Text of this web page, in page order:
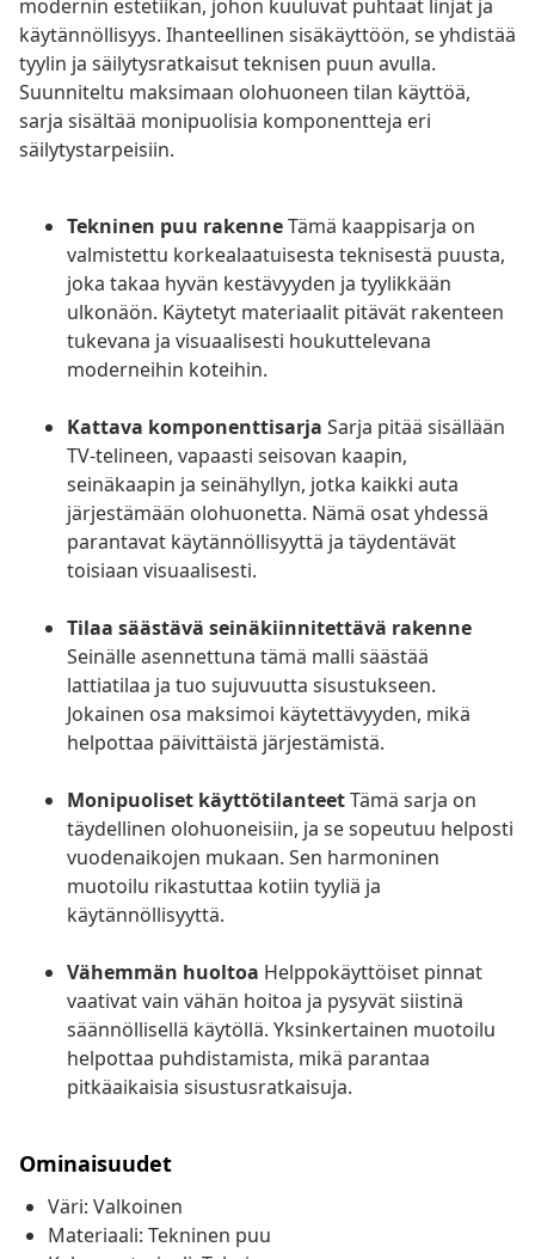
modernin estetiikan, johon kuuluvat puhtaat linjat ja
käytännöllisyys. Ihanteellinen sisäkäyttöön, se yhdistää
tyylin ja säilytysratkaisut teknisen puun avulla.
Suunniteltu maksimaan olohuoneen tilan käyttöä,
sarja sisältää monipuolisia komponentteja eri
säilytystarpeisiin.
Tekninen puu rakenneTämä kaappisarja on
valmistettu korkealaatuisesta teknisestä puusta,
joka takaa hyvän kestävyyden ja tyylikkään
ulkonäön. Käytetyt materiaalit pitävät rakenteen
tukevana ja visuaalisesti houkuttelevana
moderneihin koteihin.
Kattava komponenttisarja Sarja pitää sisällään
TV-telineen, vapaasti seisovan kaapin,
seinäkaapin ja seinähyllyn, jotka kaikki auta
järjestämään olohuonetta. Nämä osat yhdessä
parantavat käytännöllisyyttä ja täydentävät
toisiaan visuaalisesti.
Tilaa säästävä seinäkiinnitettävä rakenne
Seinälle asennettuna tämä malli säästää
lattiatilaa ja tuo sujuvuutta sisustukseen.
Jokainen osa maksimoi käytettävyyden, mikä
helpottaa päivittäistä järjestämistä.
Monipuoliset käyttötilanteetTämä sarja on
täydellinen olohuoneisiin, ja se sopeutuu helposti
vuodenaikojen mukaan. Sen harmoninen
muotoilu rikastuttaa kotiin tyyliä ja
käytännöllisyyttä.
Vähemmän huoltoa Helppokäyttöiset pinnat
vaativat vain vähän hoitoa ja pysyvät siistinä
säännöllisellä käytöllä. Yksinkertainen muotoilu
helpottaa puhdistamista, mikä parantaa
pitkäaikaisia sisustusratkaisuja.
Ominaisuudet
Väri: Valkoinen
Materiaali: Tekninen puu